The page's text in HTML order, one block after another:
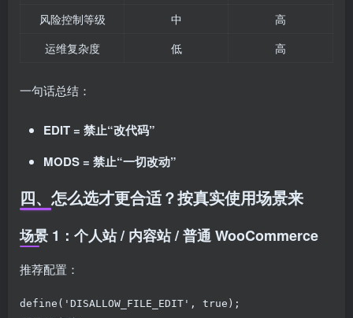
风险控制等级 中
高
运维复杂度
低 高
一句话总结：
EDIT = 禁止“改代码”
MODS = 禁止“一切改动”
四、怎么选才更合适？按真实使用场景来
场景 1：个人站 / 内容站 / 普通 WooCommerce
推荐配置：
define('DISALLOW_FILE_EDIT', true);